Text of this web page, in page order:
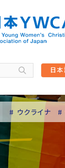
日
# ウクライナ #
# バーチャル訪問
# 人権 # 国際